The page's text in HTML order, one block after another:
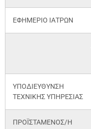
ΕΦΗΜΕΡΙΟ ΙΑΤΡΩΝ
ΥΠΟΔΙΕΥΘΥΝΣΗ
ΤΕΧΝΙΚΗΣ ΥΠΗΡΕΣΙΑΣ
ΠΡΟΪΣΤΑΜΕΝΟΣ/Η